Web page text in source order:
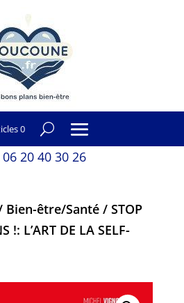
0
06 20 40 30 26
Bien-être/Santé/ STOP
!: L’ART DE LA SELF-